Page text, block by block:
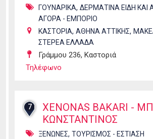
ΓΟΥΝΑΡΙΚΑ, ΔΕΡΜΑΤΙΝΑ ΕΙΔΗ ΚΑΙ
ΑΓΟΡΑ - ΕΜΠΟΡΙΟ
ΚΑΣΤΟΡΙΑ, ΑΘΗΝΑ ΑΤΤΙΚΗΣ,
ΣΤΕΡΕΑ ΕΛΛΑΔΑ
Γράμμου 236, Καστοριά
Τηλέφωνο
7
XENONAS BAKARI -
ΚΩΝΣΤΑΝΤΙΝΟΣ
ΞΕΝΩΝΕΣ, ΤΟΥΡΙΣΜΟΣ - ΕΣΤΙΑΣΗ